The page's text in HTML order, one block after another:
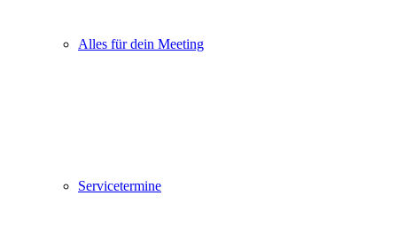
Alles für dein Meeting
Servicetermine